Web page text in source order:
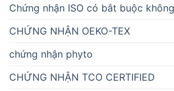
Chứng nhận ISO có bắt buộc
CHỨNG NHẬN OEKO-TEX
chứng nhận phyto
CHỨNG NHẬN TCO CERTIFIED